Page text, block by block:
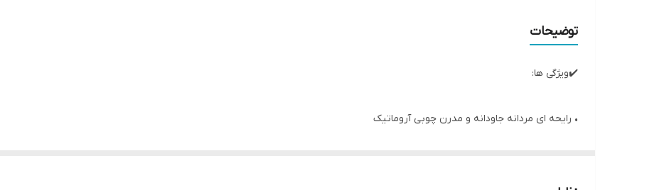
توضیحات
✔️ویژگی ها:
• رایحه ای مردانه جاودانه و مدرن چوبی آروماتیک
• با رایحه مرکبات تازه و نت های بارز برای ایجاد